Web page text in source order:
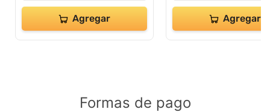
Agregar Agregar
Formas de pago